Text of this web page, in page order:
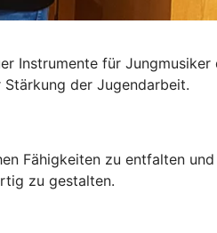
Instrumente für
der Jugendarbeit.
Fähigkeiten zu entfalten
zu gestalten.